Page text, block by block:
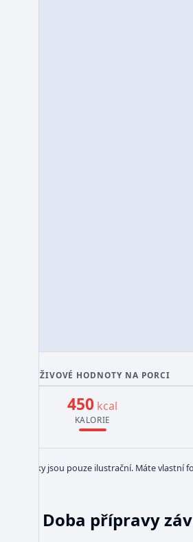
VÝŽIVOVÉ HODNOTY NA PORCI
450 kcal
KALORIE
Obrázky jsou pouze ilustrační. Máte
Doba přípravy